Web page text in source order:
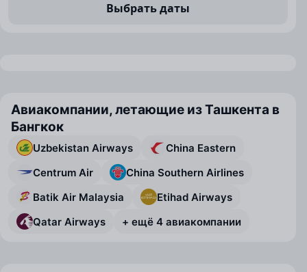
Выбрать даты
Авиакомпании, летающие из Ташкента в
Бангкок
Uzbekistan Airways
China Eastern
Centrum Air
China Southern Airlines
Batik Air Malaysia
Etihad Airways
Qatar Airways
+ ещё 4 авиакомпании